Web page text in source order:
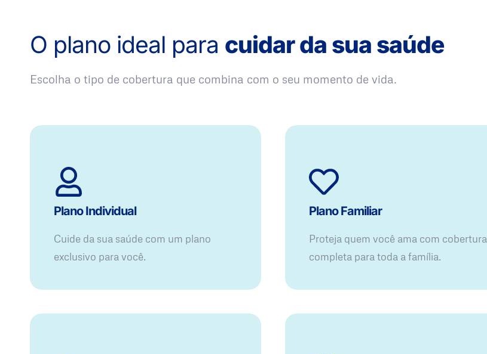
O plano ideal para cuidar da sua saúde
Escolha o tipo de cobertura que combina com o seu momento de vida.
Plano Individual
Cuide da sua saúde com um plano
exclusivo para você.
Plano Familiar
Proteja quem você ama com cobertura
completa para toda a família.